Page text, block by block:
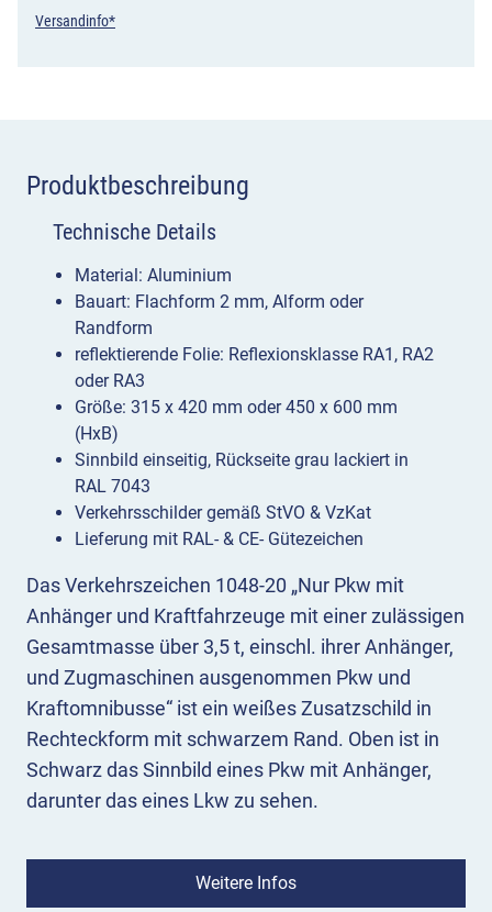
ausgenommen
und
Menge
Versandinfo*
Produktbeschreibung
Das Verkehrszeichen 1048-20 „Nur Pkw mit
Anhänger und Kraftfahrzeuge mit einer zulässigen
Gesamtmasse über 3,5 t, einschl. ihrer Anhänger,
und Zugmaschinen ausgenommen Pkw und
Kraftomnibusse“ ist ein weißes Zusatzschild in
Rechteckform mit schwarzem Rand. Oben ist in
Schwarz das Sinnbild eines Pkw mit Anhänger,
darunter das eines Lkw zu sehen.
der Regel mit einem Standard-Verkehrszeichen
Weitere Infos
Technische Details
Material: Aluminium
Bauart: Flachform 2 mm, Alform oder
Randform
reflektierende Folie: Reflexionsklasse RA1, RA2
oder RA3
Größe: 315 x 420 mm oder 450 x 600 mm
(HxB)
Sinnbild einseitig, Rückseite grau lackiert in
RAL 7043
Verkehrsschilder gemäß StVO & VzKat
Lieferung mit RAL- & CE- Gütezeichen